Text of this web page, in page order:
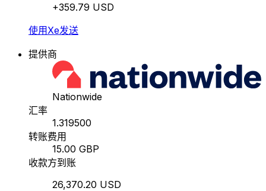
+359.79 USD
使用Xe发送
提供商
Nationwide
汇率
1.319500
转账费用
15.00 GBP
收款方到账
26,370.20 USD